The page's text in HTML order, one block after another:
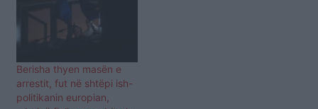
Berisha thyen masën e
arrestit, fut në shtëpi ish-
politikanin europian,